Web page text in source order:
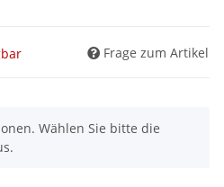
Frage zum Artikel
Wählen Sie bitte die